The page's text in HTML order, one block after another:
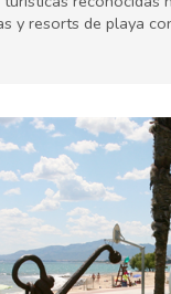
y resorts de playa
Familia & niños